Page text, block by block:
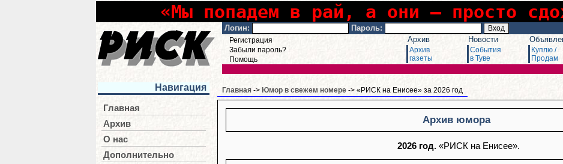
«Мы попадем в рай, а они – просто
Логин: Пароль:
Регистрация
Забыли пароль?
Помощь
Архив
Архив
газеты
Новости
События
в Туве
Куплю /
Продам
Навигация
Главная
Архив
О нас
Дополнительно
Главная -> Юмор в свежем номере -> «РИСК на Енисее» за 2026 год
Архив юмора
2026 год. «РИСК на Енисее».